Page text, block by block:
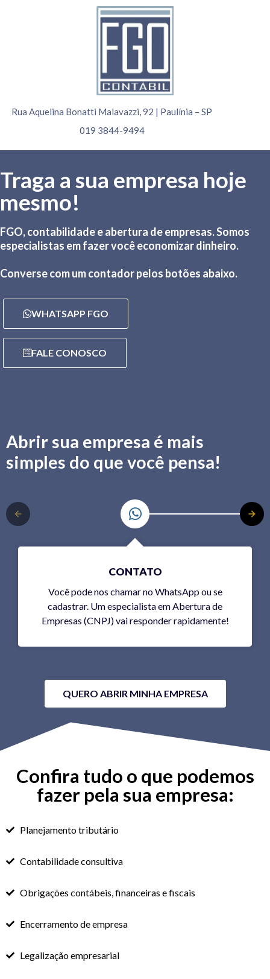
Rua Aquelina Bonatti Malavazzi, 92 | Paulínia – SP
019 3844-9494
Traga a sua empresa hoje
mesmo!
FGO, contabilidade e abertura de empresas. Somos
especialistas em fazer você economizar dinheiro.
Converse com um contador pelos botões abaixo.
WHATSAPP FGO
FALE CONOSCO
Abrir sua empresa é mais
simples do que você pensa!
CONTATO
Você pode nos chamar no WhatsApp ou se
cadastrar. Um especialista em Abertura de
Empresas (CNPJ) vai responder rapidamente!
QUERO ABRIR MINHA EMPRESA
Confira tudo o que podemos
fazer pela sua empresa:
Planejamento tributário
Contabilidade consultiva
Obrigações contábeis, financeiras e fiscais
Encerramento de empresa
Legalização empresarial